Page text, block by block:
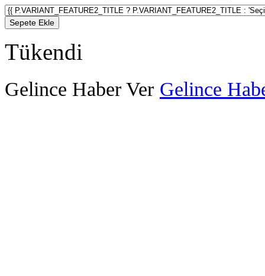
Sepete Ekle
Tükendi
Gelince Haber Ver Gelince